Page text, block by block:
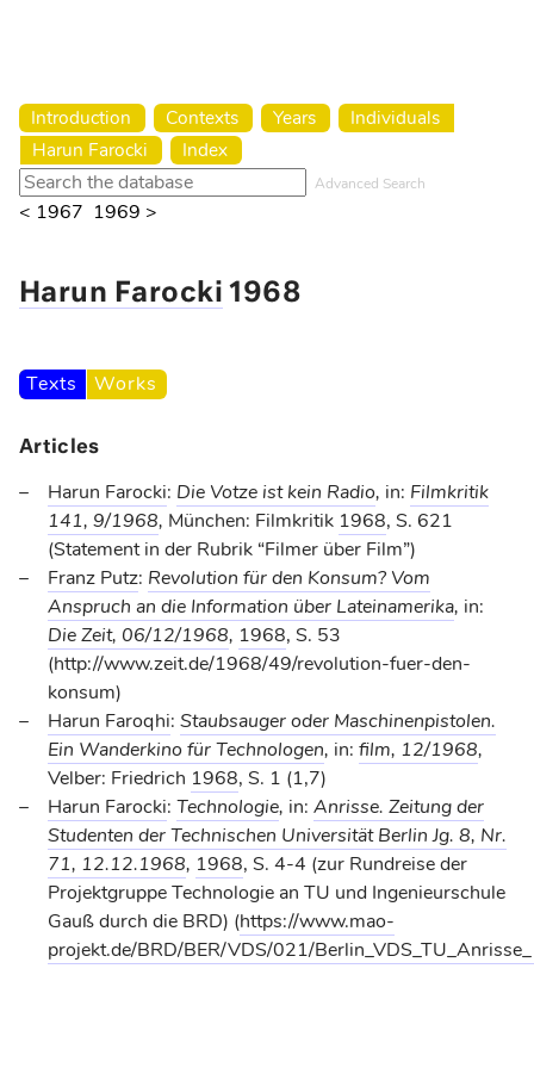
Introduction Contexts Years
Individuals
Harun Farocki
Index
Advanced Search
< 1967 1969 >
Harun Farocki 1968
Texts Works
Articles
Harun Farocki: Die Votze ist kein Radio, in: Filmkritik
141, 9/1968, München: Filmkritik 1968, S. 621
(Statement in der Rubrik “Filmer über Film”)
Franz Putz: Revolution für den Konsum? Vom
Anspruch an die Information über Lateinamerika, in:
Die Zeit, 06/12/1968, 1968, S. 53
(http://www.zeit.de/1968/49/revolution-fuer-den-
konsum)
Harun Faroqhi: Staubsauger oder Maschinenpistolen.
Ein Wanderkino für Technologen, in: film, 12/1968,
Velber: Friedrich 1968, S. 1 (1,7)
Harun Farocki: Technologie, in: Anrisse. Zeitung der
Studenten der Technischen Universität Berlin Jg. 8, Nr.
71, 12.12.1968, 1968, S. 4-4 (zur Rundreise der
Projektgruppe Technologie an TU und Ingenieurschule
Gauß durch die BRD) (https://www.mao-
projekt.de/BRD/BER/VDS/021/